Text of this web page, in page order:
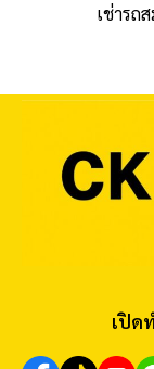
เช่ารถ
เปิด